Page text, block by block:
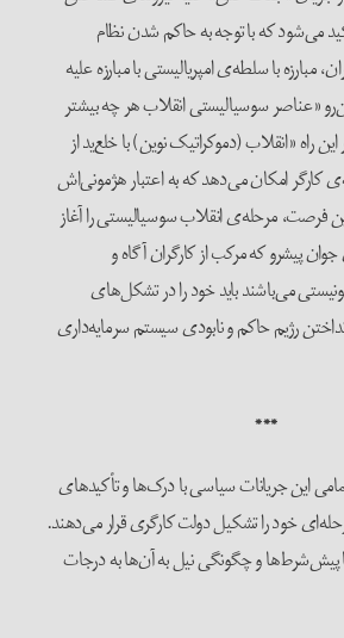
می‌شود که با توجه به حاکم شدن نظام
مبارزه با سلطه‌ی امپریالیستی با مبارزه علیه
«عناصر سوسیالیستی انقلاب هر چه بیشتر
راه «انقلاب (دموکراتیک نوین) با خلع‌ید از
کارگر امکان می‌دهد که به اعتبار هژمونی‌اش
فرصت، مرحله‌ی انقلاب سوسیالیستی را آغاز
پیشرو که مرکب از کارگران آگاه و
می‌باشند باید خود را در تشکل‌های
رژیم حاکم و نابودی سیستم سرمایه‌داری
***
این جریانات سیاسی با درک‌ها و تأکید‌های
خود را تشکیل دولت کارگری قرار می‌دهند.
و چگونگی نیل به آن‌ها به درجات